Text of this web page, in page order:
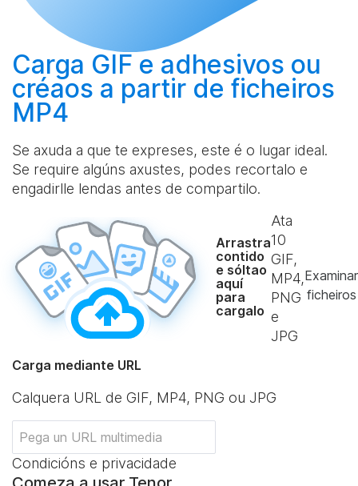
Carga GIF e adhesivos ou
créaos a partir de ficheiros
MP4
Se axuda a que te expreses, este é o lugar ideal.
Se require algúns axustes, podes recortalo e
engadirlle lendas antes de compartilo.
Arrastra
contido
e sóltao
aquí
para
cargalo
Ata
10
GIF,
MP4,
PNG
e
JPG
Examinar
ficheiros
Carga mediante URL
Calquera URL de GIF, MP4, PNG ou JPG
Condicións e privacidade